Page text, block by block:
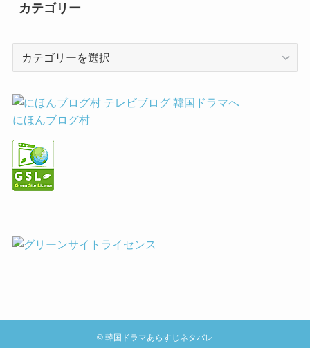
カテゴリー
リ
ー
にほんブログ村
© 韓国ドラマあらすじネタバレ